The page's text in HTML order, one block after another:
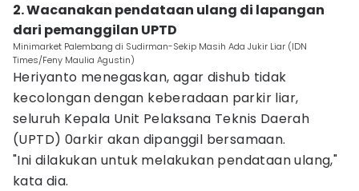
2. Wacanakan pendataan ulang di lapangan
dari pemanggilan UPTD
Minimarket Palembang di Sudirman-Sekip Masih Ada Jukir Liar (IDN
Times/Feny Maulia Agustin)
Heriyanto menegaskan, agar dishub tidak
kecolongan dengan keberadaan parkir liar,
seluruh Kepala Unit Pelaksana Teknis Daerah
(UPTD) 0arkir akan dipanggil bersamaan.
"Ini dilakukan untuk melakukan pendataan ulang,"
kata dia.